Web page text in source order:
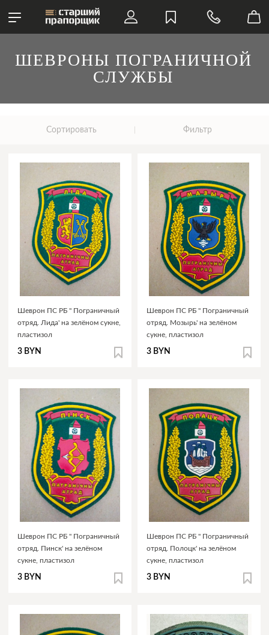
ШЕВРОНЫ ПОГРАНИЧНОЙ
СЛУЖБЫ
Сортировать Фильтр
Шеврон ПС РБ " Пограничный
отряд. Лида' на зелёном сукне,
пластизол
3 BYN
Шеврон ПС РБ " Пограничный
отряд. Мозырь' на зелёном
сукне, пластизол
3 BYN
Шеврон ПС РБ " Пограничный
отряд. Пинск' на зелёном
сукне, пластизол
3 BYN
Шеврон ПС РБ " Пограничный
отряд. Полоцк' на зелёном
сукне, пластизол
3 BYN